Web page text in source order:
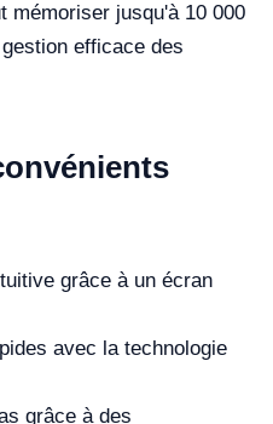
mémoriser jusqu'à 10 000
efficace des
grâce à un écran
avec la technologie
grâce à des